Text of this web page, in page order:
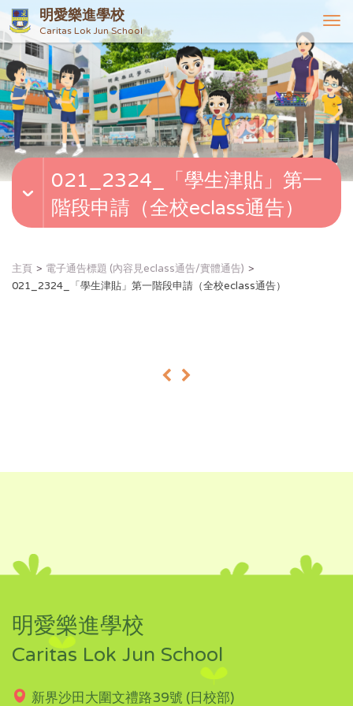
明愛樂進學校
Caritas Lok Jun School
T
o
g
g
l
e
n
v
021_2324_「學生津貼」第一
階段申請（全校eclass通告）
主頁
電子通告標題 (內容見eclass通告/實體通告)
021_2324_「學生津貼」第一階段申請（全校eclass通告）
« »
明愛樂進學校
Caritas Lok Jun School
新界沙田大圍文禮路39號 (日校部)